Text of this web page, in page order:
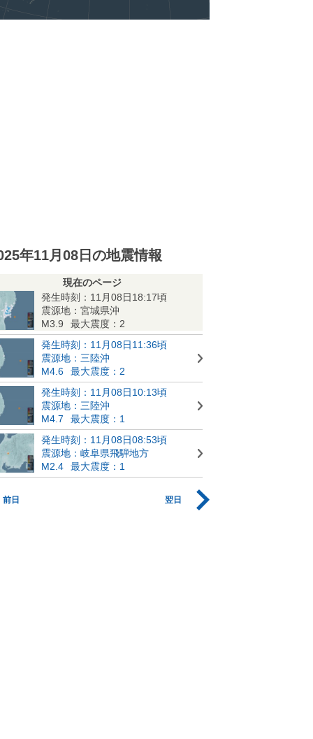
年11月08日の地震情報
現在のページ
発生時刻：11月08日18:17頃
震源地：宮城県沖
M3.9
最大震度：2
発生時刻：11月08日11:36頃
震源地：三陸沖
M4.6
最大震度：2
発生時刻：11月08日10:13頃
震源地：三陸沖
M4.7
最大震度：1
発生時刻：11月08日08:53頃
震源地：岐阜県飛騨地方
M2.4
最大震度：1
前日 翌日